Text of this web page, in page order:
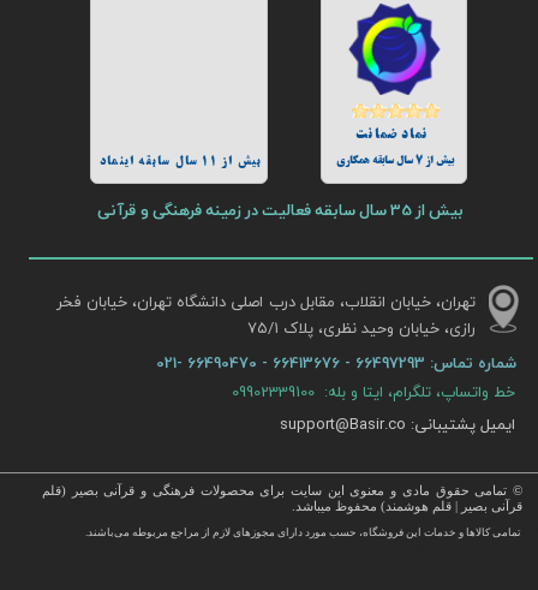
© تمامی حقوق مادی و معنوی این سایت برای محصولات فرهنگی و قرآنی بصیر (قلم
قرآنی بصیر | قلم هوشمند) محفوظ میباشد.
تمامی كالاها و خدمات این فروشگاه، حسب مورد دارای مجوزهای لازم از مراجع مربوطه می‌باشند.
، انواع قلم قرآنی ، انواع کتاب نفیس و قرآن نفیس , قرآن عروس , کتب نفیس و معطر , کتاب چرمی و سایر محصولات
بیش از 11 سال سابقه اینماد
بیش از 35 سال سابقه فعالیت در زمینه فرهنگی و قرآنی
بیش از 7 سال سابقه همکاری
تهران، خیابان انقلاب، مقابل درب اصلی دانشگاه تهران، خیابان فخر
رازی، خیابان وحید نظری، پلاک ۷۵/۱​​​​​​​
شماره تماس:
خط واتساپ، تلگرام، ایتا و بله: 09902339100
ایمیل پشتیبانی: support@Basir.co